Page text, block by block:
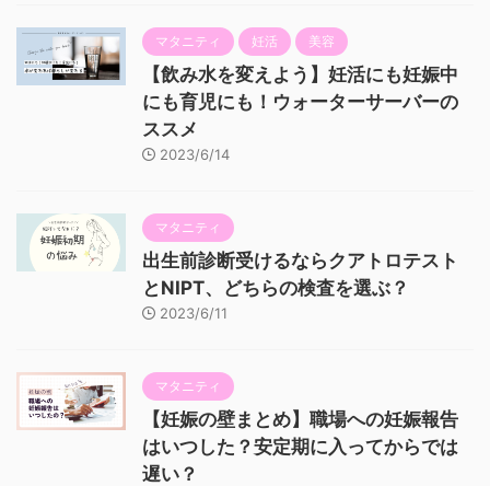
マタニティ 妊活 美容
【飲み水を変えよう】妊活にも妊娠中
にも育児にも！ウォーターサーバーの
ススメ
2023/6/14
マタニティ
出生前診断受けるならクアトロテスト
とNIPT、どちらの検査を選ぶ？
2023/6/11
マタニティ
【妊娠の壁まとめ】職場への妊娠報告
はいつした？安定期に入ってからでは
遅い？